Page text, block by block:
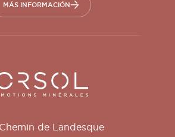
MÁS INFORMACIÓN
Orsol S.A.
de Landesque